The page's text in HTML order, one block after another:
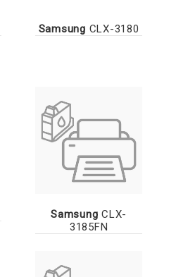
Samsung CLX-3180
Samsung CLX-
3185FN